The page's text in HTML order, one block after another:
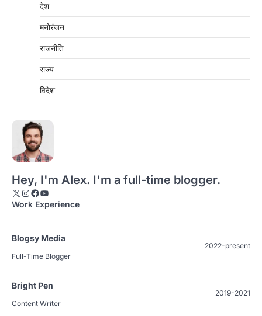
देश
मनोरंजन
राजनीति
राज्य
विदेश
Hey, I'm Alex. I'm a full-time blogger.
X Instagram
Facebook
YouTube
Work Experience
Blogsy Media
Full-Time Blogger
2022-present
Bright Pen
Content Writer
2019-2021